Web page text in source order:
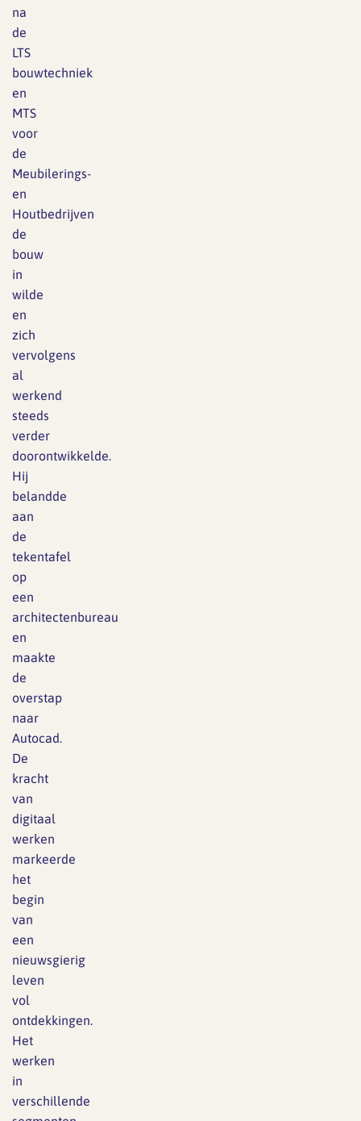
na
de
LTS
bouwtechniek
en
MTS
voor
de
Meubilerings-
en
Houtbedrijven
de
bouw
in
wilde
en
zich
vervolgens
al
werkend
steeds
verder
doorontwikkelde.
Hij
belandde
aan
de
tekentafel
op
een
architectenbureau
en
maakte
de
overstap
naar
Autocad.
De
kracht
van
digitaal
werken
markeerde
het
begin
van
een
nieuwsgierig
leven
vol
ontdekkingen.
Het
werken
in
verschillende